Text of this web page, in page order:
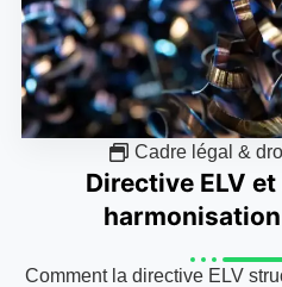
Cadre légal &
Directive ELV
Comment la directive ELV